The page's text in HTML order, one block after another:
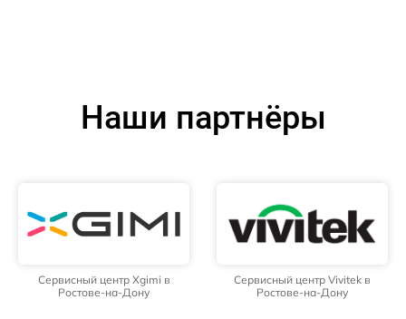
Наши партнёры
Сервисный центр Xgimi в
Ростове-на-Дону
Сервисный центр Vivitek в
Ростове-на-Дону